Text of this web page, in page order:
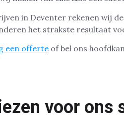
in Deventer rekenen wij
het strakste resultaat
een offerte of bel ons
voor